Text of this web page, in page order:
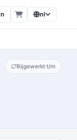
nl
Bijgewerkt t/m